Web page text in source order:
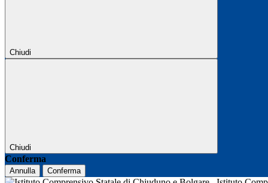
Chiudi
Chiudi
Conferma
Annulla Conferma